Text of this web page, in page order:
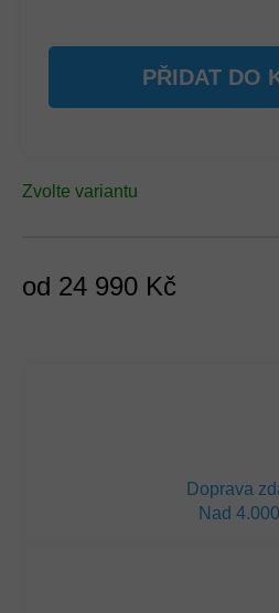
od 24 990 Kč
Zvolte variantu
PŘIDAT DO
Doprava
Nad